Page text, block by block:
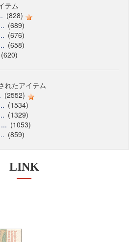
テム
(828)
(689)
(676)
(658)
(620)
れたアイテム
(2552)
(1534)
(1329)
(1053)
(859)
LINK